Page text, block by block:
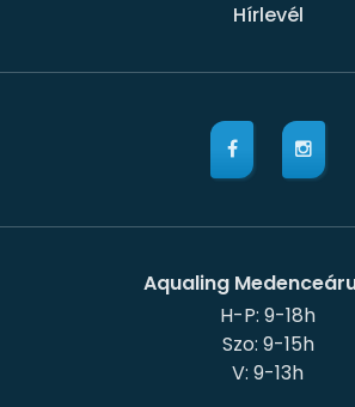
Hírlevél
Aqualing
H-P: 9-18h
Szo: 9-15h